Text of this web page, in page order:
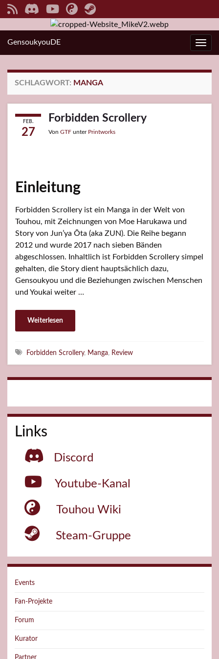
GensoukyouDE
SCHLAGWORT: MANGA
FEB.
27
Forbidden Scrollery
Von GTF unter Printworks
Einleitung
Forbidden Scrollery ist ein Manga in der Welt von
Touhou, mit Zeichnungen von Moe Harukawa und
Story von Jun’ya Ōta (aka ZUN). Die Reihe begann
2012 und wurde 2017 nach sieben Bänden
abgeschlossen. Inhaltlich ist Forbidden Scrollery simpel
gehalten, die Story dient hauptsächlich dazu,
Gensoukyou und die Beziehungen zwischen Menschen
und Youkai weiter …
Weiterlesen
Schlagwörter
Forbidden Scrollery, Manga, Review
Links
Discord
Youtube-Kanal
Touhou Wiki
Steam-Gruppe
Events
Fan-Projekte
Forum
Kurator
Partner